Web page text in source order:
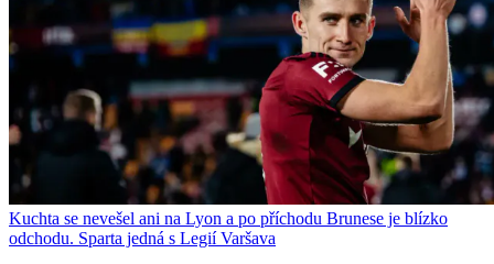
Kuchta se nevešel ani na Lyon a po příchodu Brunese je blízko
odchodu. Sparta jedná s Legií Varšava